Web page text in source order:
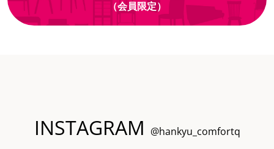
（会員限定）
INSTAGRAM @hankyu_comfortq